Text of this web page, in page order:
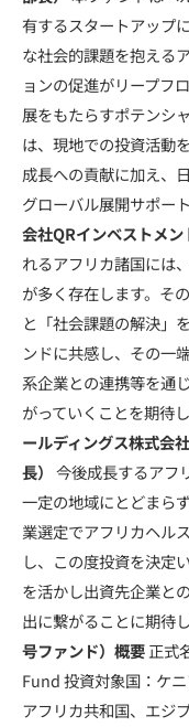
有するスタートアップ
な社会的課題を抱える
ョンの促進がリープフ
展をもたらすポテンシ
は、現地での投資活動
成長への貢献に加え、
グローバル展開サポー
会社QRインベストメ
れるアフリカ諸国には
が多く存在します。そ
と「社会課題の解決」
ンドに共感し、その一
系企業との連携等を通
がっていくことを期待
ールディングス株式会
長） 今後成長するアフ
一定の地域にとどまら
業選定でアフリカヘル
し、この度投資を決定
を活かし出資先企業と
出に繋がることに期待
号ファンド）概要正式
Fund 投資対象国：ケ
アフリカ共和国、エジ